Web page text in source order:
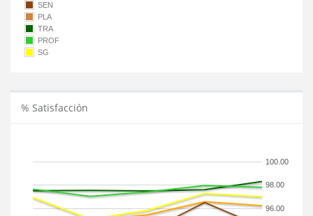
SEN
PLA
TRA
PROF
SG
% Satisfacción
96.00
98.00
100.00